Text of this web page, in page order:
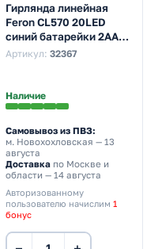
Гирлянда линейная
Feron CL570 20LED
синий батарейки 2АА
2м +500mm провод
Артикул: 32367
Наличие
Самовывоз из ПВЗ:
м. Новохохловская — 13
августа
Доставкапо Москве и
области — 14 августа
Авторизованному
пользователю начислим 1
бонус